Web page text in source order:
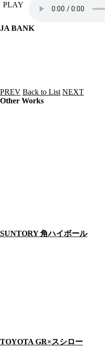
PLAY
JA BANK
PREV Back to List NEXT
Other Works
SUNTORY 角ハイボール
TOYOTA GR×スシロー